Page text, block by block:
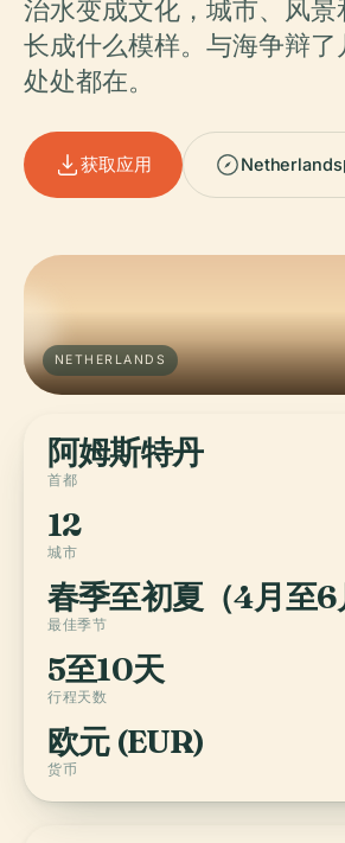
治水变成文化，城市、风
长成什么模样。与海争辩
处处都在。
获取应用 Netherlands
NETHERLANDS
阿姆斯特丹
首都
12
城市
春季至初夏（4月至6
最佳季节
5至10天
行程天数
欧元 (EUR)
货币